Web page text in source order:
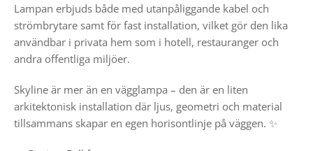
Lampan erbjuds både med utanpåliggande kabel och
strömbrytare samt för fast installation, vilket gör den lika
användbar i privata hem som i hotell, restauranger och
andra offentliga miljöer.
Skyline är mer än en vägglampa – den är en liten
arkitektonisk installation där ljus, geometri och material
tillsammans skapar en egen horisontlinje på väggen. ✨